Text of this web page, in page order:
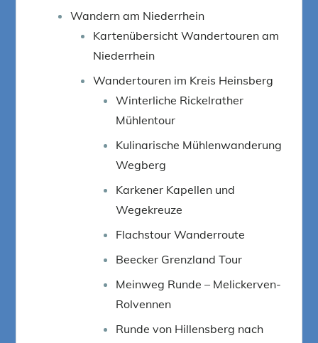
Wandern am Niederrhein
Kartenübersicht Wandertouren am
Niederrhein
Wandertouren im Kreis Heinsberg
Winterliche Rickelrather
Mühlentour
Kulinarische Mühlenwanderung
Wegberg
Karkener Kapellen und
Wegekreuze
Flachstour Wanderroute
Beecker Grenzland Tour
Meinweg Runde – Melickerven-
Rolvennen
Runde von Hillensberg nach